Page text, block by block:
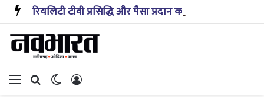
Menu Search forSwitch skin